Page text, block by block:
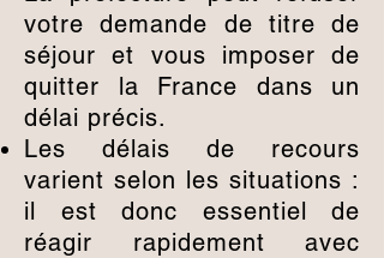
votre demande de titre de
séjour et vous imposer de
quitter la France dans un
délai précis.
Les délais de recours
varient selon les situations :
il est donc essentiel de
réagir rapidement avec